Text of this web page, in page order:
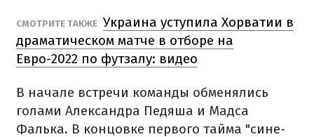
СМОТРИТЕ ТАКЖЕ Украина уступила Хорватии в
драматическом матче в отборе на
Евро-2022 по футзалу: видео
В начале встречи команды обменялись
голами Александра Педяша и Мадса
Фалька. В концовке первого тайма "сине-